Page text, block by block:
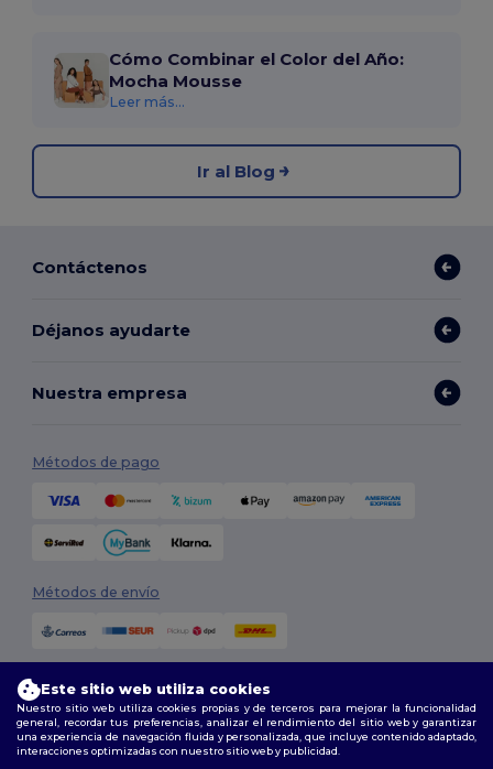
Cómo Combinar el Color del Año:
Mocha Mousse
Leer más...
Ir al Blog
Contáctenos
Déjanos ayudarte
Nuestra empresa
Métodos de pago
Métodos de envío
Síguenos
Este sitio web utiliza cookies
Nuestro sitio web utiliza cookies propias y de terceros para mejorar la funcionalidad
general, recordar tus preferencias, analizar el rendimiento del sitio web y garantizar
una experiencia de navegación fluida y personalizada, que incluye contenido adaptado,
interacciones optimizadas con nuestro sitio web y publicidad.